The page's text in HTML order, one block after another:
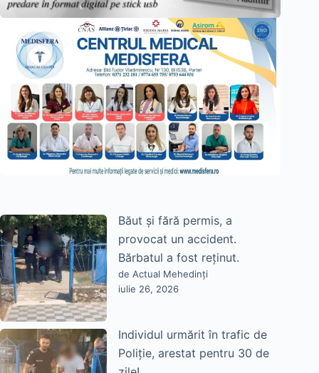
Băut și fără permis, a
provocat un accident.
Bărbatul a fost reținut.
de Actual Mehedinți
iulie 26, 2026
Individul urmărit în trafic de
Poliție, arestat pentru 30 de